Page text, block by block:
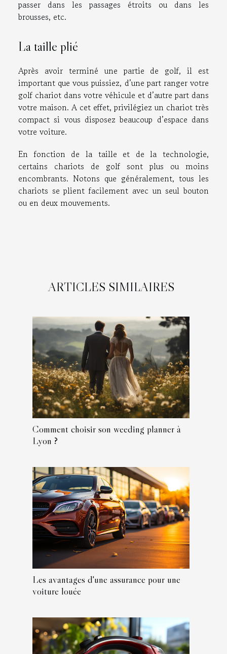
passer dans les passages étroits ou dans les
brousses, etc.
La taille plié
Après avoir terminé une partie de golf, il est
important que vous puissiez, d’une part ranger votre
golf chariot dans votre véhicule et d’autre part dans
votre maison. A cet effet, privilégiez un chariot très
compact si vous disposez beaucoup d’espace dans
votre voiture.
En fonction de la taille et de la technologie,
certains chariots de golf sont plus ou moins
encombrants. Notons que généralement, tous les
chariots se plient facilement avec un seul bouton
ou en deux mouvements.
ARTICLES SIMILAIRES
Comment choisir son weeding planner à
Lyon ?
Les avantages d'une assurance pour une
voiture louée